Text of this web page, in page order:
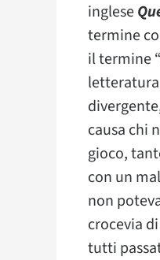
inglese
termine
il termine
causa chi
gioco,
con un
non
crocevia
tutti